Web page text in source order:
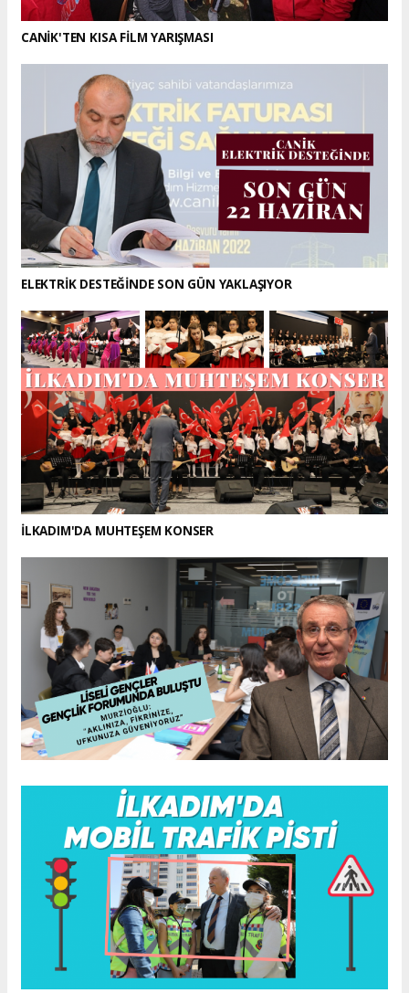
CANİK'TEN KISA FİLM YARIŞMASI
ELEKTRİK DESTEĞİNDE SON GÜN YAKLAŞIYOR
İLKADIM'DA MUHTEŞEM KONSER